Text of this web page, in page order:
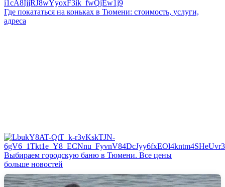
Где покататься на коньках в Тюмени: стоимость, услуги,
адреса
Выбираем городскую баню в Тюмени. Все цены
больше новостей